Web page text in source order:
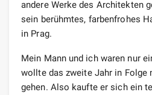
andere Werke des Architekten
sein berühmtes, farbenfrohes
in Prag.
Mein Mann und ich waren nur
wollte das zweite Jahr in Folge
gehen. Also kaufte er sich ein